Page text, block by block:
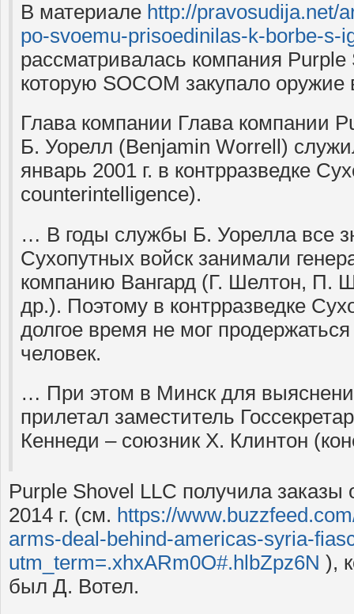
В материале http://pravosudija.net/
po-svoemu-prisoedinilas-k-borbe-s-
рассматривалась компания Purple
которую SOCOM закупало оружие
Глава компании Глава компании
Б. Уорелл (Benjamin Worrell)
январь 2001 г. в контрразведке
counterintelligence).
… В годы службы Б. Уорелла все
Сухопутных войск занимали
компанию Вангард (Г. Шелтон, П.
др.). Поэтому в контрразведке
долгое время не мог
человек.
… При этом в Минск для
прилетал заместитель
Кеннеди – союзник Х. Клинтон
Purple Shovel LLC получила заказы
2014 г. (см. https://
arms-deal-behind-americas-syria-
utm_term=.xhxARm0O#.hlbZpz6N ),
был Д. Вотел.